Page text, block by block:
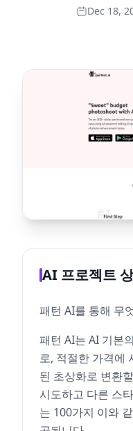
Dec 18,
AI 프로젝트
패턴 AI를 통해 무
패턴 AI는 AI 기본
로, 적절한 가격에
된 초상화로 변환
시도하고 다른 스
는 100가지 이와